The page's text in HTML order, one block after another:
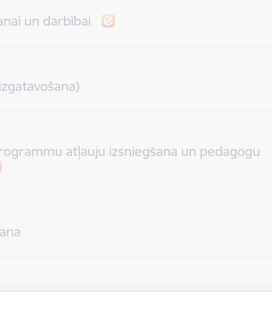
un darbībai
atļauju izsniegšana un pedagogu
veikšanai ar taksometru